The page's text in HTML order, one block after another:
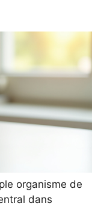
organisme de
dans